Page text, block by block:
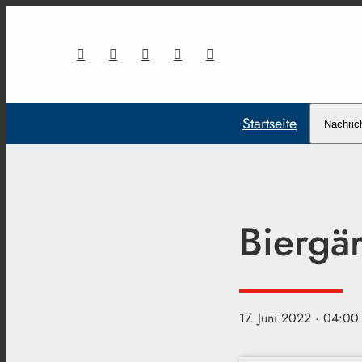
Startseite
17. Juni 2022 · 04:00